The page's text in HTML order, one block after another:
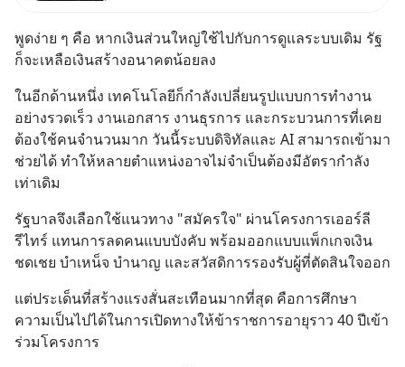
50% ค่าธรรมเนียมซื้อ | ยอด 2
ล้านบาทขึ้นไป ฟรีค่าธรร
พูดง่าย ๆ คือ หากเงินส่วนใหญ่ใช้ไปกับการดูแลระบบเดิม รัฐ
ก็จะเหลือเงินสร้างอนาคตน้อยลง
ในอีกด้านหนึ่ง เทคโนโลยีก็กำลังเปลี่ยนรูปแบบการทำงาน
อย่างรวดเร็ว งานเอกสาร งานธุรการ และกระบวนการที่เคย
ต้องใช้คนจำนวนมาก วันนี้ระบบดิจิทัลและ AI สามารถเข้ามา
ช่วยได้ ทำให้หลายตำแหน่งอาจไม่จำเป็นต้องมีอัตรากำลัง
เท่าเดิม
รัฐบาลจึงเลือกใช้แนวทาง "สมัครใจ" ผ่านโครงการเออร์ลี
รีไทร์ แทนการลดคนแบบบังคับ พร้อมออกแบบแพ็กเกจเงิน
ชดเชย บำเหน็จ บำนาญ และสวัสดิการรองรับผู้ที่ตัดสินใจออก
แต่ประเด็นที่สร้างแรงสั่นสะเทือนมากที่สุด คือการศึกษา
ความเป็นไปได้ในการเปิดทางให้ข้าราชการอายุราว 40 ปีเข้า
ร่วมโครงการ